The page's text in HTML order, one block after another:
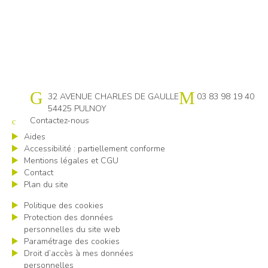
Cap emploi 54
32 AVENUE CHARLES DE GAULLE
54425 PULNOY
03 83 98 19 40
Contactez-nous
Aides
Accessibilité : partiellement conforme
Mentions légales et CGU
Contact
Plan du site
Politique des cookies
Protection des données
personnelles du site web
Paramétrage des cookies
Droit d’accès à mes données
personnelles